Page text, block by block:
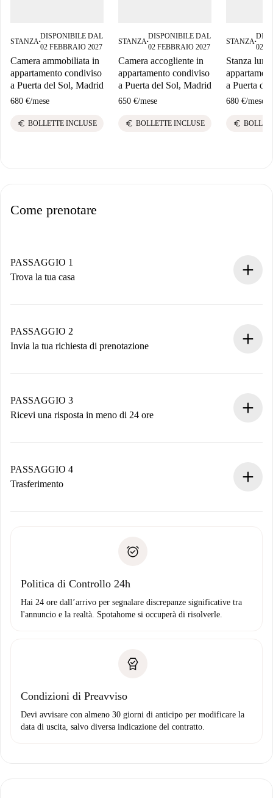
STANZA■
DISPONIBILE DAL
02 FEBBRAIO 2027
Camera ammobiliata in
appartamento condiviso
a Puerta del Sol, Madrid
680 €/mese
euro BOLLETTE INCLUSE
STANZA■
DISPONIBILE DAL
02 FEBBRAIO 2027
Camera accogliente in
appartamento condiviso
a Puerta del Sol, Madrid
650 €/mese
euro BOLLETTE INCLUSE
STANZA■
02
Stanza
a Puerta
680 €/mese
euro
Come prenotare
PASSAGGIO 1
Trova la tua casa
Hai tutte le informazioni necessarie in anticipo.
PASSAGGIO 2
Invia la tua richiesta di prenotazione
non accetta.
PASSAGGIO 3
Ricevi una risposta in meno di 24 ore
contatto con il proprietario.
Se rifiutata: non ti addebiteremo nulla e ti proporremo
Domiciliazione del pagamento
PASSAGGIO 4
Trasferimento
solo se non segnali problemi.
Politica di Controllo 24h
Hai 24 ore dall’arrivo per segnalare discrepanze significative tra
l'annuncio e la realtà. Spotahome si occuperà di risolverle.
Condizioni di Preavviso
Devi avvisare con almeno 30 giorni di anticipo per modificare la
data di uscita, salvo diversa indicazione del contratto.